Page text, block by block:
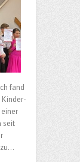
fand
seit